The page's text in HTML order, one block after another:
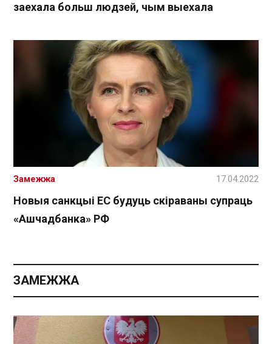
заехала больш людзей, чым выехала
Новыя санкцыі ЕС будуць скіраваны супраць
«Ашчадбанка» РФ
Замежжа 17.04.2022
ЗАМЕЖЖА